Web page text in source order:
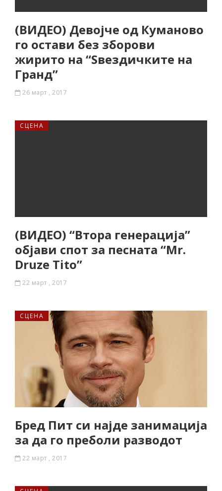
(ВИДЕО) Девојче од Куманово
го остави без зборови
жирито на “Ѕвездичките на
Гранд”
26 март , 2017
СЦЕНА
(ВИДЕО) “Втора генерација”
објави спот за песната “Mr.
Druze Tito”
22 март , 2017
СЦЕНА
Бред Пит си најде занимација
за да го преболи разводот
22 март , 2017